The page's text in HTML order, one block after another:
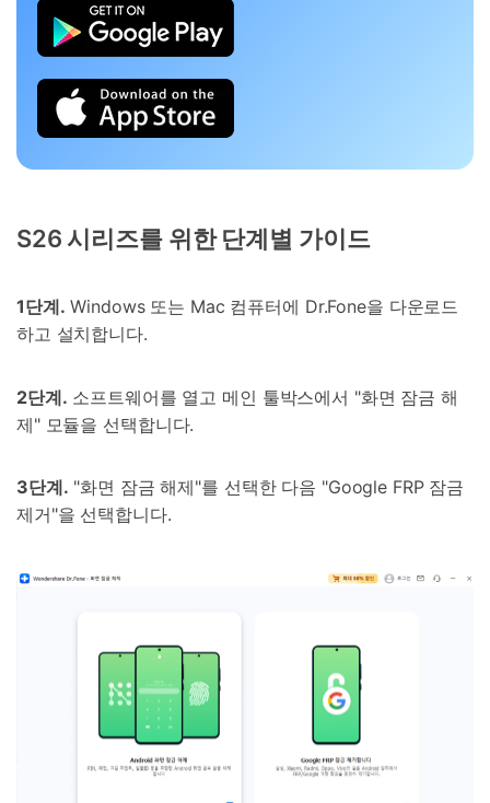
S26 시리즈를 위한 단계별 가이드
1단계. Windows 또는 Mac 컴퓨터에 Dr.Fone을 다운로드
하고 설치합니다.
2단계. 소프트웨어를 열고 메인 툴박스에서 "화면 잠금 해
제" 모듈을 선택합니다.
3단계. "화면 잠금 해제"를 선택한 다음 "Google FRP 잠금
제거"을 선택합니다.